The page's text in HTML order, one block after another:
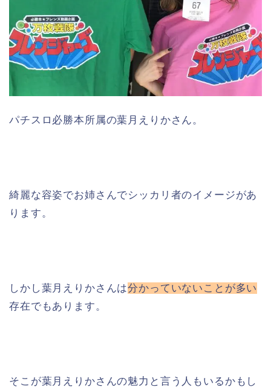
パチスロ必勝本所属の葉月えりかさん。
綺麗な容姿でお姉さんでシッカリ者のイメージがあ
ります。
しかし葉月えりかさんは分かっていないことが多い
存在でもあります。
そこが葉月えりかさんの魅力と言う人もいるかもし